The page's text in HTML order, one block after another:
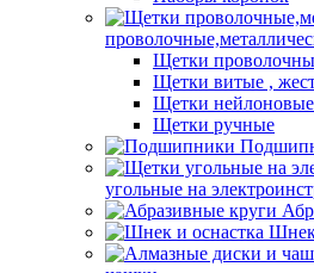
Щетки
Щетки витые ,
Щетки
Щетки ручные
угольные на
Шнек